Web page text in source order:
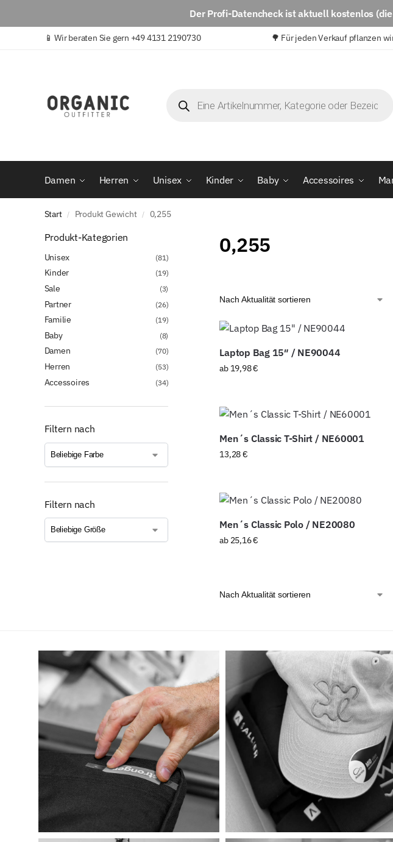
Der Profi-Datencheckist aktuell kostenlos
📱Wir beraten Sie gern +49 4131 2190730 🌳 Für jeden Verkauf pflanzen
Damen Herren Unisex Kinder Baby Accessoires
Start / Produkt Gewicht / 0,255
0,255
Laptop Bag 15″ / NE90044
ab 19,98€
Men´s Classic T-Shirt / NE60001
13,28€
Men´s Classic Polo / NE20080
ab 25,16€
Produkt-Kategorien
Unisex (81)
Kinder (19)
Sale (3)
Partner (26)
Familie (19)
Baby (8)
Damen (70)
Herren (53)
Accessoires (34)
Filtern nach
Filtern nach